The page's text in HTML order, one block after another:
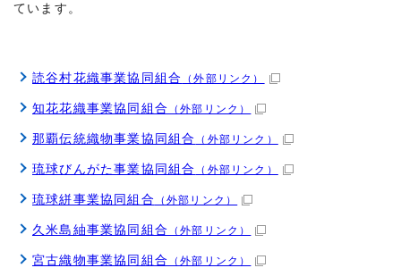
ています。
読谷村花織事業協同組合 （外部リンク）
知花花織事業協同組合 （外部リンク）
那覇伝統織物事業協同組合 （外部リンク）
琉球びんがた事業協同組合 （外部リンク）
琉球絣事業協同組合 （外部リンク）
久米島紬事業協同組合 （外部リンク）
宮古織物事業協同組合 （外部リンク）